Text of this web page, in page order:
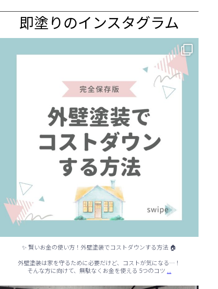
即塗りのインスタグラム
✨ 賢いお金の使い方！外壁塗装でコストダウンする方法 🏠
✨ 賢いお金の使い方！外壁塗装でコストダウンする方法 🏠
外壁塗装は家を守るために必要だけど、コストが気になる…！
そんな方に向けて、無駄なくお金を使える 5つのコツ ...